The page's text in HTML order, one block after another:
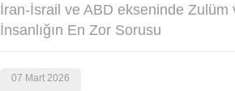
İran-İsrail ve ABD ekseninde Zulüm
İnsanlığın En Zor Sorusu
07 Mart 2026